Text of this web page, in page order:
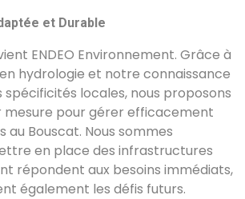
et Durable
ENDEO Environnement. Grâce à
hydrologie et notre connaissance
locales, nous proposons
mesure pour gérer efficacement
au Bouscat. Nous sommes
en place des infrastructures
répondent aux besoins immédiats,
également les défis futurs.